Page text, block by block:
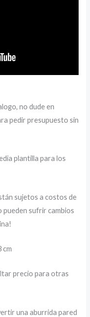
no dude en
pedir presupuesto sin
plantilla para los
sujetos a costos de
pueden sufrir cambios
cm
precio para otras
una aburrida pared